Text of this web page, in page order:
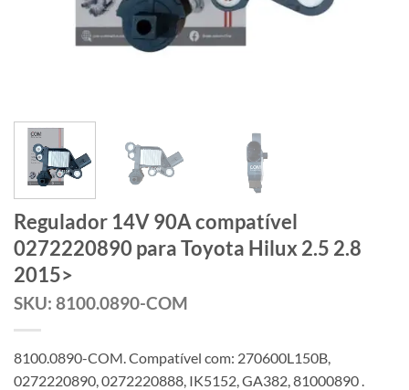
Regulador 14V 90A compatível
0272220890 para Toyota Hilux 2.5 2.8
2015>
SKU: 8100.0890-COM
8100.0890-COM. Compatível com: 270600L150B,
0272220890, 0272220888, IK5152, GA382, 81000890 .